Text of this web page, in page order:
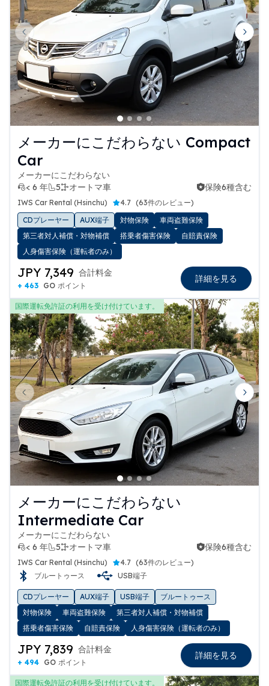
Previous slide Next
メーカーにこだわらない Compact
Car
メーカーにこだわらない
< 6 年
5 オートマ車
保険6種含む 保険6種含む
IWS Car Rental (Hsinchu) 4.7 (63件のレビュー)
CDプレーヤー
AUX端子 対物保険
車両盗難保険
第三者対人補償・対物補償
搭乗者傷害保険
自賠責保険
人身傷害保険（運転者のみ）
JPY 7,349 合計料金
+ 463 GO ポイント
詳細を見る
国際運転免許証の利用を受け付けています。
Previous slide Next
メーカーにこだわらない
Intermediate Car
メーカーにこだわらない
< 6 年
5 オートマ車
保険6種含む 保険6種含む
IWS Car Rental (Hsinchu) 4.7 (63件のレビュー)
ブルートゥース
USB端子
CDプレーヤー AUX端子 USB端子
ブルートゥース
対物保険
車両盗難保険
第三者対人補償・対物補償
搭乗者傷害保険
自賠責保険 人身傷害保険（運転者のみ）
JPY 7,839 合計料金
+ 494 GO ポイント
詳細を見る
国際運転免許証の利用を受け付けています。